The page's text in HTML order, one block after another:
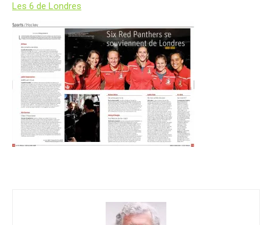
Les 6 de Londres